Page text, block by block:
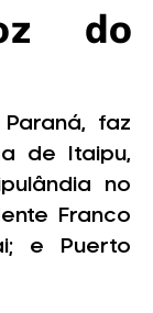
do
faz
de Itaipu,
no
Franco
e Puerto